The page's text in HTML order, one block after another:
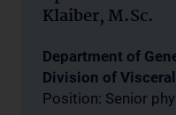
Klaiber, M.Sc.
Department of
Division of
Position: Senior